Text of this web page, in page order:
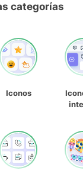
categorías
Iconos